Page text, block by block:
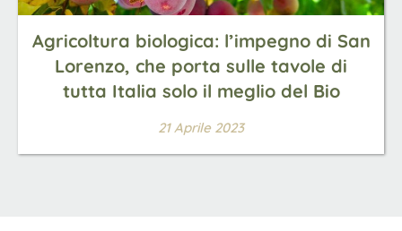
Agricoltura biologica: l’impegno di San
Lorenzo, che porta sulle tavole di
tutta Italia solo il meglio del Bio
21 Aprile 2023